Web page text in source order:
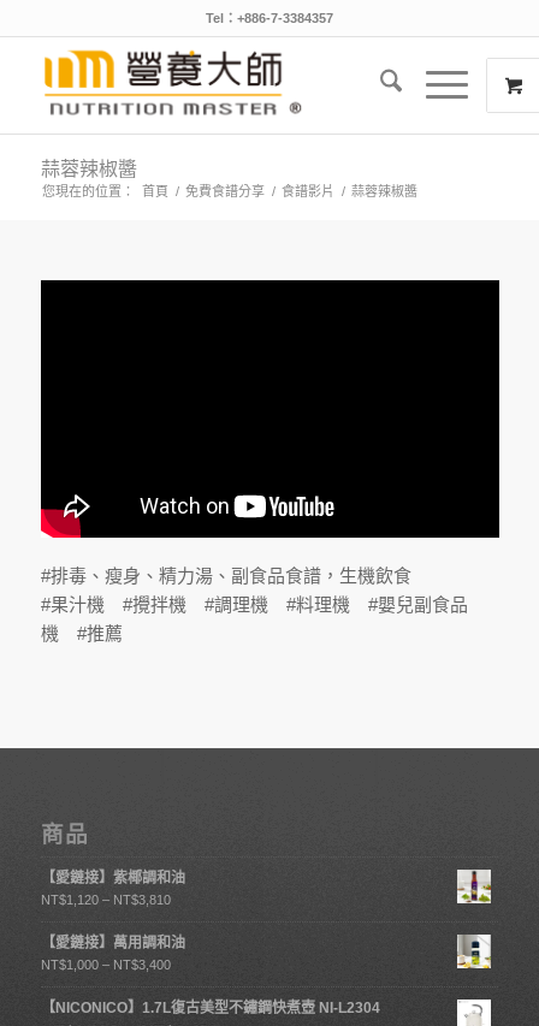
Tel：+886-7-3384357
蒜蓉辣椒醬
您現在的位置： 首頁 / 免費食譜分享 / 食譜影片 / 蒜蓉辣椒醬
#排毒、瘦身、精力湯、副食品食譜，生機飲食
#果汁機 #攪拌機 #調理機 #料理機 #嬰兒副食品
機 #推薦
商品
【愛鏈接】紫椰調和油
NT$1,120 – NT$3,810
【愛鏈接】萬用調和油
NT$1,000 – NT$3,400
【NICONICO】1.7L復古美型不鏽鋼快煮壺 NI-L2304